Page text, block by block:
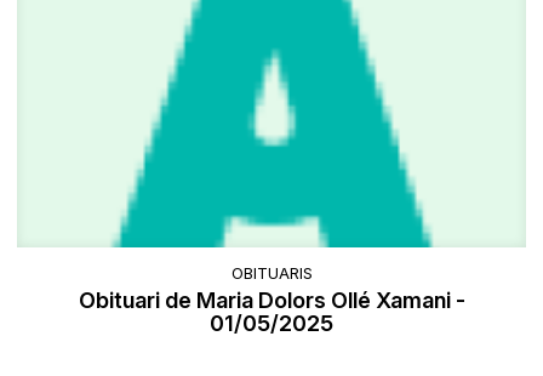
OBITUARIS
Obituari de Maria Dolors Ollé Xamani -
01/05/2025